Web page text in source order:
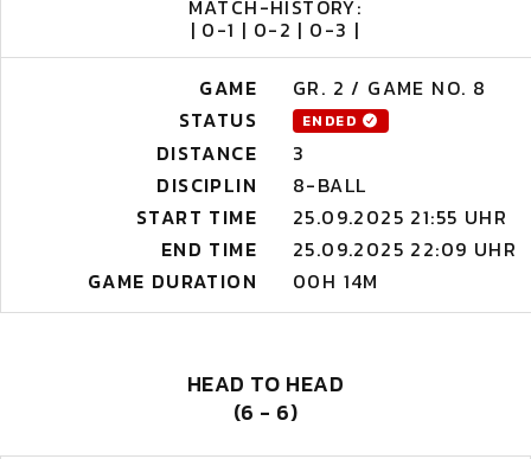
MATCH-HISTORY:
| 0-1 | 0-2 | 0-3 |
GAME
GR. 2 / GAME NO. 8
STATUS
ENDED
DISTANCE
3
DISCIPLIN
8-BALL
START TIME
25.09.2025 21:55 UHR
END TIME
25.09.2025 22:09 UHR
GAME DURATION
00H 14M
HEAD TO HEAD
(6 - 6)